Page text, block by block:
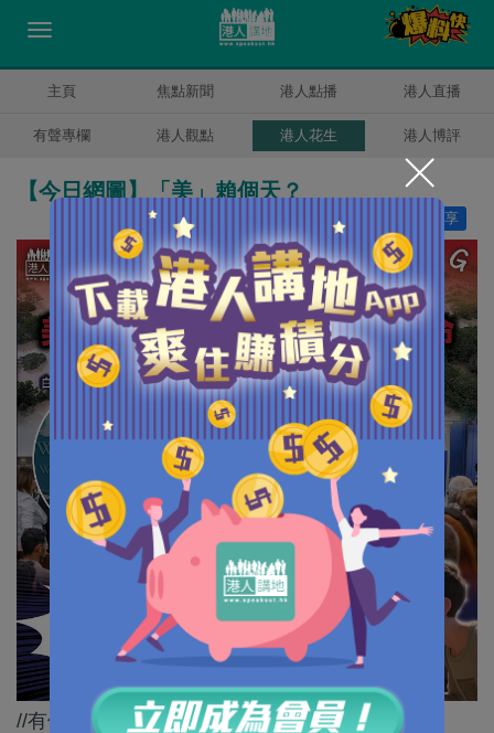
主頁 焦點新聞 港人點播 港人直播
有聲專欄 港人觀點 港人花生 港人博評
【今日網圖】「美」賴個天？
分享
讚好
//有個咁嘅政府，美國人真係要自求多福！//